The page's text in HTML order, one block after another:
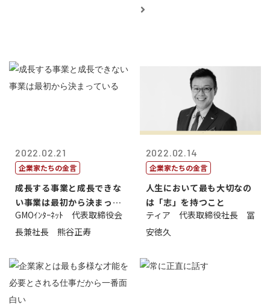
2022.02.21
企業家たちの金言
成長する事業と成長できな
い事業は最初から決まって
いる
GMOｲﾝﾀｰﾈｯﾄ 代表取締役会
長兼社長 熊谷正寿
2022.02.14
企業家たちの金言
人生において最も大切なの
は「志」を持つこと
ティア 代表取締役社長 冨
安徳久